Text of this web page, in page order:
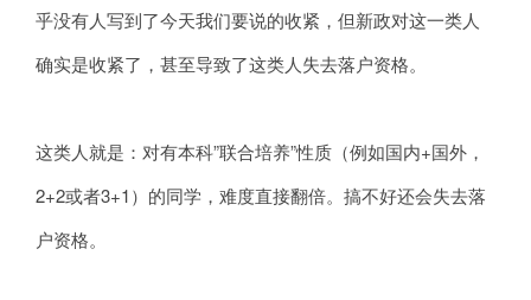
乎没有人写到了今天我们要说的收紧，但新政对这一类人
确实是收紧了，甚至导致了这类人失去落户资格。
这类人就是：对有本科”联合培养”性质（例如国内+国外，
2+2或者3+1）的同学，难度直接翻倍。搞不好还会失去落
户资格。